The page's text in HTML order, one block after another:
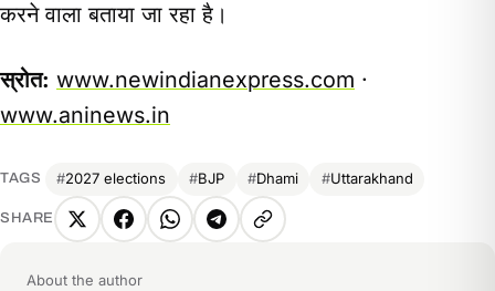
करने वाला बताया जा रहा है।
स्रोत: www.newindianexpress.com ·
www.aninews.in
TAGS 2027 elections BJP Dhami Uttarakhand
SHARE
X FacebookWhatsApp
Telegram
Copy
About the author